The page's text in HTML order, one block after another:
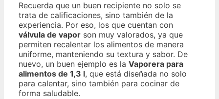
Recuerda que un buen recipiente no solo se
trata de calificaciones, sino también de la
experiencia. Por eso, los que cuentan con
válvula de vapor son muy valorados, ya que
permiten recalentar los alimentos de manera
uniforme, manteniendo su textura y sabor. De
nuevo, un buen ejemplo es la Vaporera para
alimentos de 1,3 l, que está diseñada no solo
para calentar, sino también para cocinar de
forma saludable.